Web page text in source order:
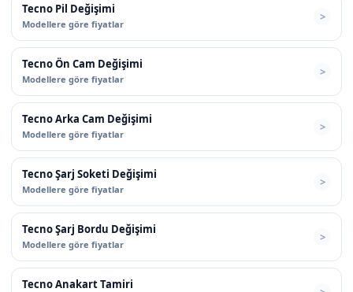
Tecno Pil Değişimi
Modellere göre fiyatlar
Tecno Ön Cam Değişimi
Modellere göre fiyatlar
Tecno Arka Cam Değişimi
Modellere göre fiyatlar
Tecno Şarj Soketi Değişimi
Modellere göre fiyatlar
Tecno Şarj Bordu Değişimi
Modellere göre fiyatlar
Tecno Anakart Tamiri